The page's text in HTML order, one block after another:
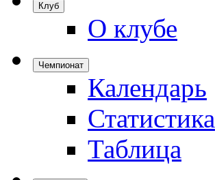
Клуб
О клубе
Чемпионат
Календарь
Статистика
Таблица